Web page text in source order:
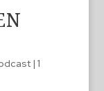
| 1